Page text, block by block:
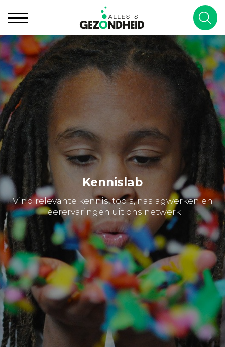
Kennislab
Vind relevante kennis, tools, naslagwerken en
leerervaringen uit ons netwerk